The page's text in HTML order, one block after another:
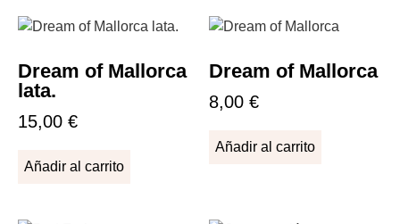
Dream of Mallorca
lata.
15,00 €
Añadir al carrito
Dream of Mallorca
8,00 €
Añadir al carrito